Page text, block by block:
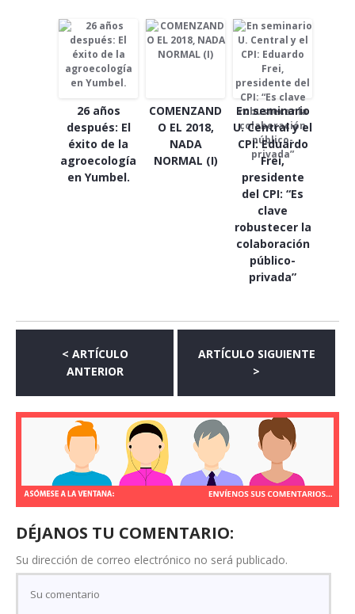
26 años
después: El
éxito de la
agroecología
en Yumbel.
COMENZAND
O EL 2018,
NADA
NORMAL (I)
En seminario
U. Central y el
CPI: Eduardo
Frei,
presidente
del CPI: “Es
clave
robustecer la
colaboración
público-
privada”
< ARTÍCULO
ANTERIOR
ARTÍCULO SIGUIENTE
>
DÉJANOS TU COMENTARIO:
Su dirección de correo electrónico no será publicado.